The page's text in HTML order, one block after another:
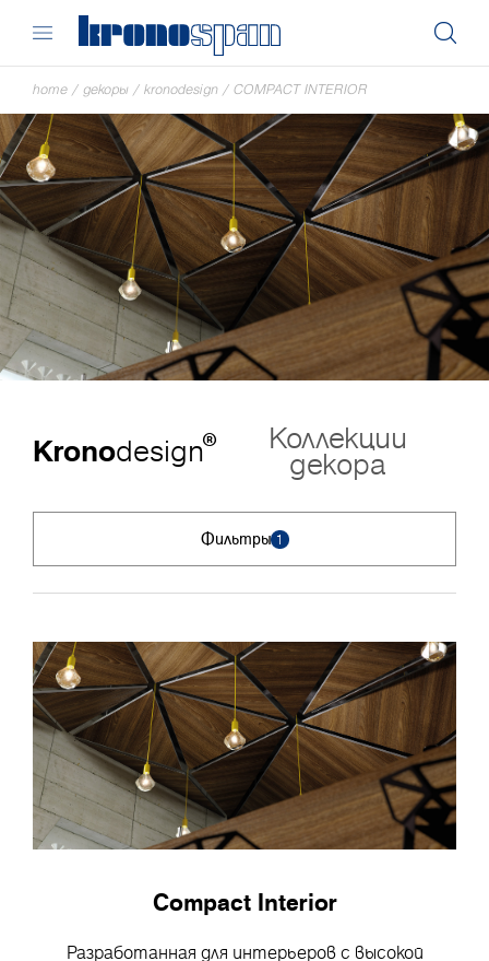
home / декоры / kronodesign / COMPACT INTERIOR
Kronodesign® Коллекции
декора
Фильтры 1
Compact Interior
Разработанная для интерьеров с высокой